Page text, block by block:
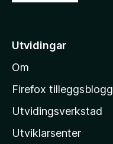
i
M
o
l
Utvidingar
Om
Firefox tilleggsblogg
Utvidingsverkstad
Utviklarsenter